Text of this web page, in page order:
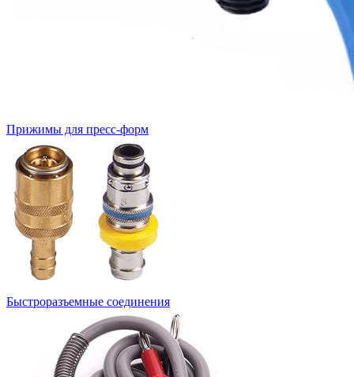
Прижимы для пресс-форм
Быстроразъемные соединения